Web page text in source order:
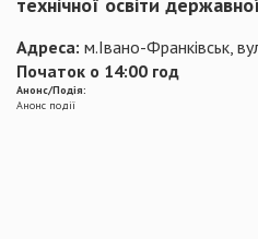
Адреса: м.Івано-Франківськ,
Початок о 14:00 год
Анонс/Подія:
Анонс події